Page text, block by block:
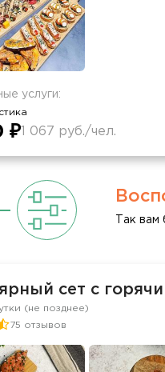
услуги:
₽ 1 067 руб./чел.
Так вам
сет с
(не позднее)
75 отзывов